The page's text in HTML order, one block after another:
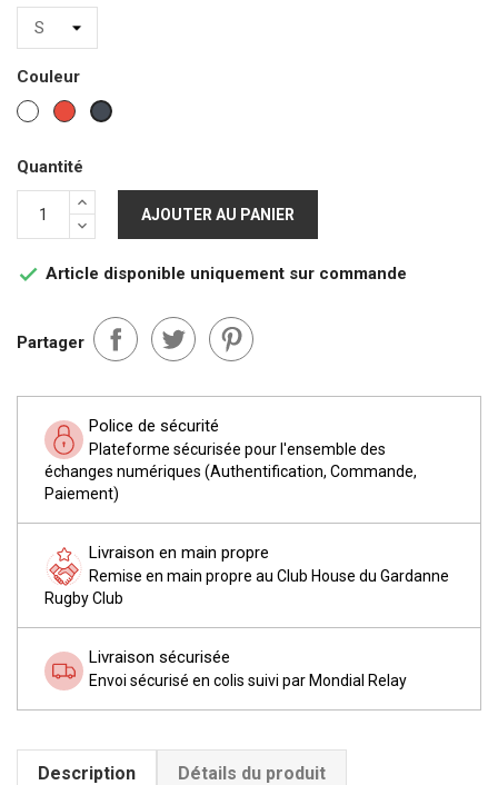
Couleur
BlancRougeNoir
Quantité
AJOUTER AU PANIER
 Article disponible uniquement sur commande
Partager
Police de sécurité
Plateforme sécurisée pour l'ensemble des
échanges numériques (Authentification, Commande,
Paiement)
Livraison en main propre
Remise en main propre au Club House du Gardanne
Rugby Club
Livraison sécurisée
Envoi sécurisé en colis suivi par Mondial Relay
Description Détails du produit